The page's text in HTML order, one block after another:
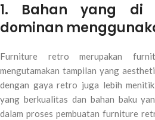
1. Bahan yang di
dominan
Furniture retro merupakan
mengutamakan tampilan yang
dengan gaya retro juga lebih
yang berkualitas dan bahan baku
dalam proses pembuatan furniture